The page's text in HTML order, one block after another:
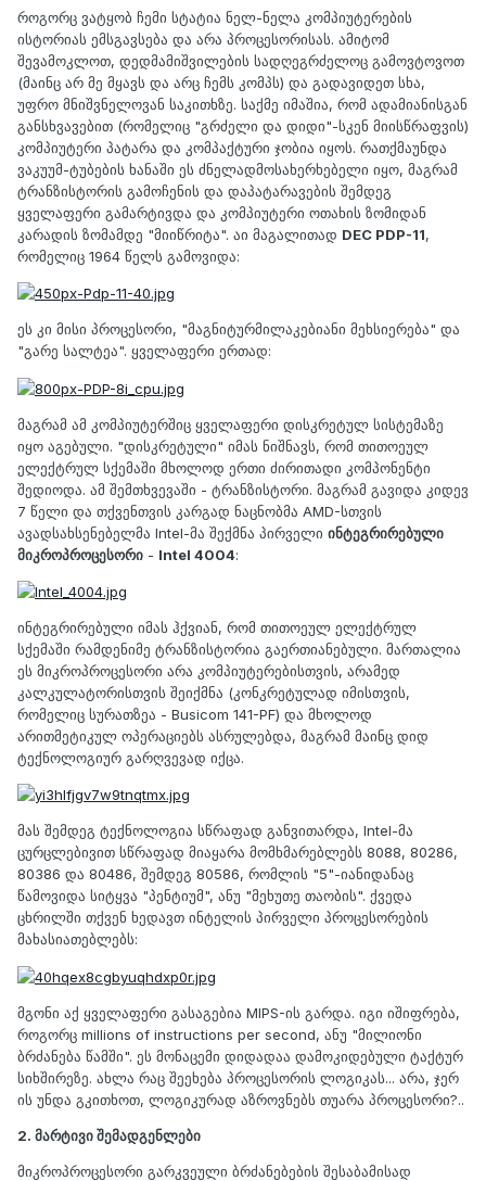
როგორც ვატყობ ჩემი სტატია ნელ-ნელა კომპიუტერების
ისტორიას ემსგავსება და არა პროცესორისას. ამიტომ
შევამოკლოთ, დედმამიშვილების სადღეგრძელოც გამოვტოვოთ
(მაინც არ მე მყავს და არც ჩემს კომპს) და გადავიდეთ სხა,
უფრო მნიშვნელოვან საკითხზე. საქმე იმაშია, რომ ადამიანისგან
განსხვავებით (რომელიც "გრძელი და დიდი"-სკენ მიისწრაფვის)
კომპიუტერი პატარა და კომპაქტური ჯობია იყოს. რათქმაუნდა
ვაკუუმ-ტუბების ხანაში ეს ძნელადმოსახერხებელი იყო, მაგრამ
ტრანზისტორის გამოჩენის და დაპატარავების შემდეგ
ყველაფერი გამარტივდა და კომპიუტერი ოთახის ზომიდან
კარადის ზომამდე "მიიწრიტა". აი მაგალითად DEC PDP-11,
რომელიც 1964 წელს გამოვიდა:
ეს კი მისი პროცესორი, "მაგნიტურმილაკებიანი მეხსიერება" და
"გარე სალტეა". ყველაფერი ერთად:
მაგრამ ამ კომპიუტერშიც ყველაფერი დისკრეტულ სისტემაზე
იყო აგებული. "დისკრეტული" იმას ნიშნავს, რომ თითოეულ
ელექტრულ სქემაში მხოლოდ ერთი ძირითადი კომპონენტი
შედიოდა. ამ შემთხვევაში - ტრანზისტორი. მაგრამ გავიდა კიდევ
7 წელი და თქვენთვის კარგად ნაცნობმა AMD-სთვის
ავადსახსენებელმა Intel-მა შექმნა პირველი ინტეგრირებული
მიკროპროცესორი - Intel 4004:
ინტეგრირებული იმას ჰქვიან, რომ თითოეულ ელექტრულ
სქემაში რამდენიმე ტრანზისტორია გაერთიანებული. მართალია
ეს მიკროპროცესორი არა კომპიუტერებისთვის, არამედ
კალკულატორისთვის შეიქმნა (კონკრეტულად იმისთვის,
რომელიც სურათზეა - Busicom 141-PF) და მხოლოდ
არითმეტიკულ ოპერაციებს ასრულებდა, მაგრამ მაინც დიდ
ტექნოლოგიურ გარღვევად იქცა.
მას შემდეგ ტექნოლოგია სწრაფად განვითარდა, Intel-მა
ცურცლებივით სწრაფად მიაყარა მომხმარებლებს 8088, 80286,
80386 და 80486, შემდეგ 80586, რომლის "5"-იანიდანაც
წამოვიდა სიტყვა "პენტიუმ", ანუ "მეხუთე თაობის". ქვედა
ცხრილში თქვენ ხედავთ ინტელის პირველი პროცესორების
მახასიათებლებს:
მგონი აქ ყველაფერი გასაგებია MIPS-ის გარდა. იგი იშიფრება,
როგორც millions of instructions per second, ანუ "მილიონი
ბრძანება წამში". ეს მონაცემი დიდადაა დამოკიდებული ტაქტურ
სიხშირეზე. ახლა რაც შეეხება პროცესორის ლოგიკას... არა, ჯერ
ის უნდა გკითხოთ, ლოგიკურად აზროვნებს თუარა პროცესორი?..
2. მარტივი შემადგენლები
მიკროპროცესორი გარკვეული ბრძანებების შესაბამისად